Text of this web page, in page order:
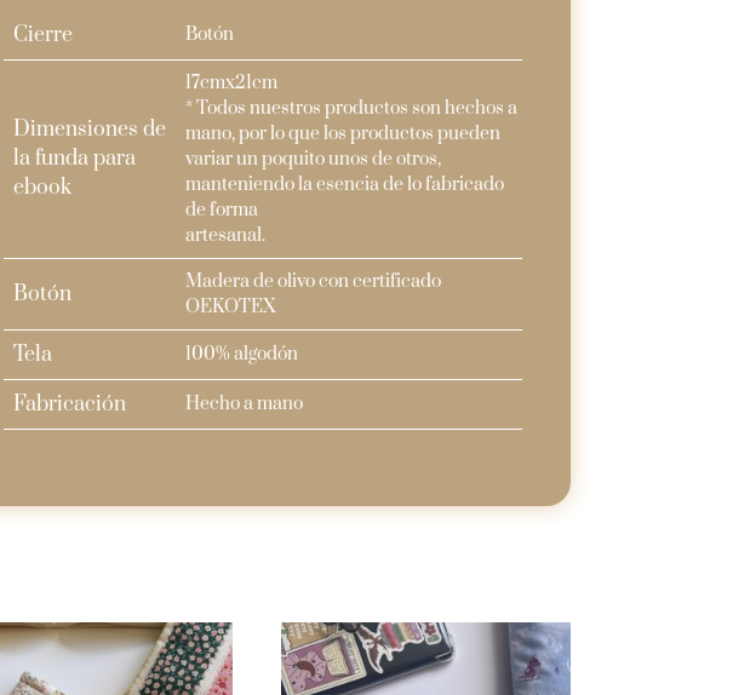
Cierre Botón
Dimensiones de
la funda para
ebook
17cmx21cm
* Todos nuestros productos son hechos a
mano, por lo que los productos pueden
variar un poquito unos de otros,
manteniendo la esencia de lo fabricado
de forma
artesanal.
Botón
Madera de olivo con certificado
OEKOTEX
Tela 100% algodón
Fabricación Hecho a mano